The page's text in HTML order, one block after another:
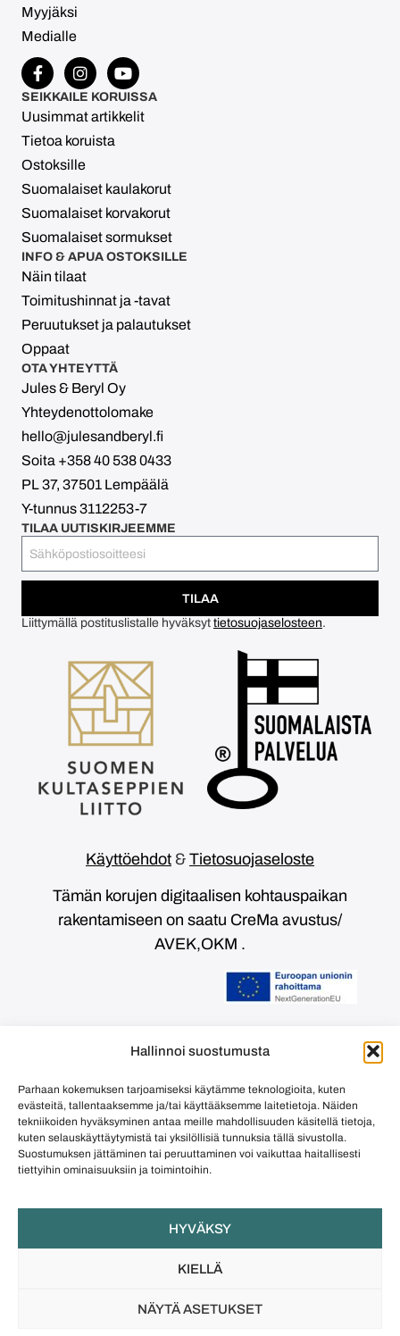
Hallinnoi suostumusta
Parhaan kokemuksen tarjoamiseksi käytämme teknologioita, kuten
evästeitä, tallentaaksemme ja/tai käyttääksemme laitetietoja. Näiden
tekniikoiden hyväksyminen antaa meille mahdollisuuden käsitellä tietoja,
kuten selauskäyttäytymistä tai yksilöllisiä tunnuksia tällä sivustolla.
Suostumuksen jättäminen tai peruuttaminen voi vaikuttaa haitallisesti
tiettyihin ominaisuuksiin ja toimintoihin.
HYVÄKSY
KIELLÄ
NÄYTÄ ASETUKSET
Myyjäksi
Medialle
SEIKKAILE KORUISSA
Uusimmat artikkelit
Tietoa koruista
Ostoksille
Suomalaiset kaulakorut
Suomalaiset korvakorut
Suomalaiset sormukset
INFO & APUA OSTOKSILLE
Näin tilaat
Toimitushinnat ja -tavat
Peruutukset ja palautukset
Oppaat
OTA YHTEYTTÄ
Jules & Beryl Oy
Yhteydenottolomake
hello@julesandberyl.fi
Soita +358 40 538 0433
PL 37, 37501 Lempäälä
Y-tunnus 3112253-7
TILAA UUTISKIRJEEMME
TILAA
Liittymällä postituslistalle hyväksyt tietosuojaselosteen.
Käyttöehdot & Tietosuojaseloste
Tämän korujen digitaalisen kohtauspaikan
rakentamiseen on saatu CreMa avustus/
AVEK,OKM .
NextGenerationEU
©Jules & Beryl